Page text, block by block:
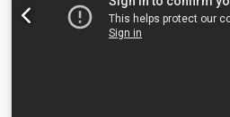
Maschine Nr. 64 ATL iTM400HP
kVA 30 Entgratkammer Standard
Gasfülldruck 20 bar Siemens